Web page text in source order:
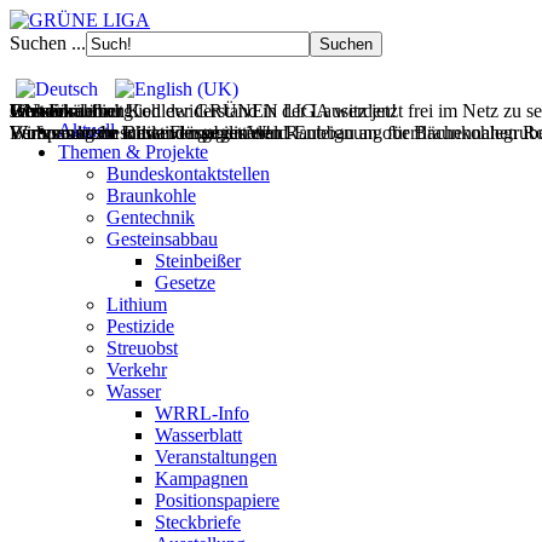
Suchen ...
Filmdoku über Kohlewiderstand in der Lausitz jetzt frei im Netz zu
Gesteinsabbau
Wir vernetzen Initiativen gegen den Raubbau an oberflächennahen
Wasser
Europas letzte wilde Flüsse retten!
Wohnen
Wohnraum im Bestand mobilisieren!
UNverkäuflich!
Verfassungsbeschwerde gegen Wald-Enteignung für
Jetzt Fördermitglied der GRÜNEN LIGA werden!
Aktuell
Themen & Projekte
Bundeskontaktstellen
Braunkohle
Gentechnik
Gesteinsabbau
Steinbeißer
Gesetze
Lithium
Pestizide
Streuobst
Verkehr
Wasser
WRRL-Info
Wasserblatt
Veranstaltungen
Kampagnen
Positionspapiere
Steckbriefe